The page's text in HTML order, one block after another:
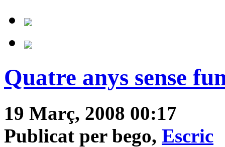
Quatre anys sense
19 Març, 2008 00:17
Publicat per bego, Escric